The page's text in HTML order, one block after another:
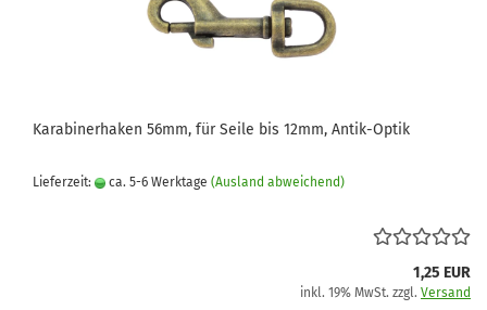
Karabinerhaken 56mm, für Seile bis 12mm, Antik-Optik
Lieferzeit: ca. 5-6 Werktage (Ausland abweichend)
1,25 EUR
inkl. 19% MwSt. zzgl. Versand